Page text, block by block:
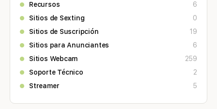
Recursos
6
Sitios de Sexting
0
Sitios de Suscripción
19
Sitios para Anunciantes
6
Sitios Webcam
259
Soporte Técnico
2
Streamer
5